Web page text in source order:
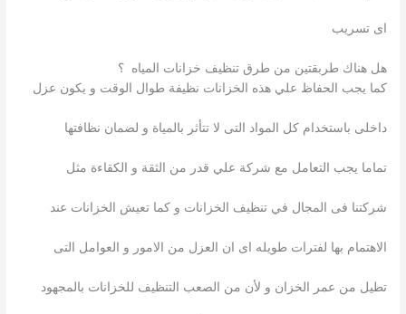
اى تسريب
هل هناك طربقتين من طرق تنظيف خزانات المياه ؟
كما يجب الحفاظ علي هذه الخزانات نظيفة طوال الوقت و يكون عزل
داخلى باستخدام كل المواد التى لا تتأثر بالمياة و لضمان نظافتها
تماما يجب التعامل مع شركة علي قدر من الثقة و الكقاءة مثل
شركتنا فى المجال في تنظيف الخزانات و كما تعيش الخزانات عند
الاهتمام بها لفترات طويله اى ان العزل من الامور و العوامل التى
تطيل من عمر الخزان و لأن من الصعب التنظيف للخزانات بالمجهود